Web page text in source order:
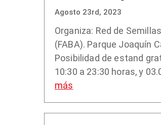
Agosto 23rd, 2023
Organiza: Red de
(FABA). Parque Joaquín
Posibilidad de estand
10:30 a 23:30 horas, y
más